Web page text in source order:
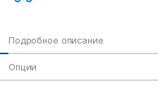
Подробное описание
Опции